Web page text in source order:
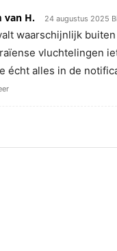
van H. 24 augustus 2025
waarschijnlijk
vluchtelingen
écht alles in de